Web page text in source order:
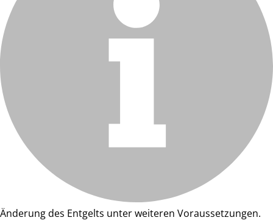
Änderung des Entgelts unter weiteren Voraussetzungen.